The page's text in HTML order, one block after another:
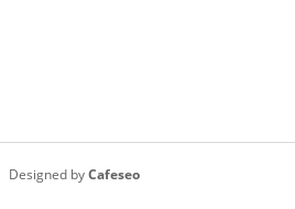
Designed byCafeseo